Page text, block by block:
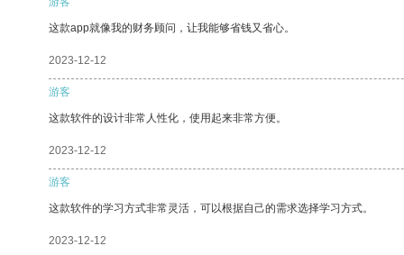
这款app就像我的财务顾问，让我能够省钱又省心。
2023-12-12
游客
这款软件的设计非常人性化，使用起来非常方便。
2023-12-12
游客
这款软件的学习方式非常灵活，可以根据自己的需求选择学习方式。
2023-12-12